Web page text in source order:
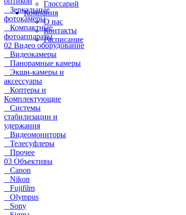
Глоссарий
Компания
О нас
Контакты
Расписание
Зеркальные
фотокамеры
Компактные
фотоаппараты
02 Видео оборудование
Видеокамеры
Панорамные камеры
Экшн-камеры и
аксессуары
Коптеры и
Комплектующие
Системы
стабилизации и
удержания
Видеомониторы
Телесуфлеры
Прочее
03 Объективы
Canon
Nikon
Fujifilm
Olympus
Sony